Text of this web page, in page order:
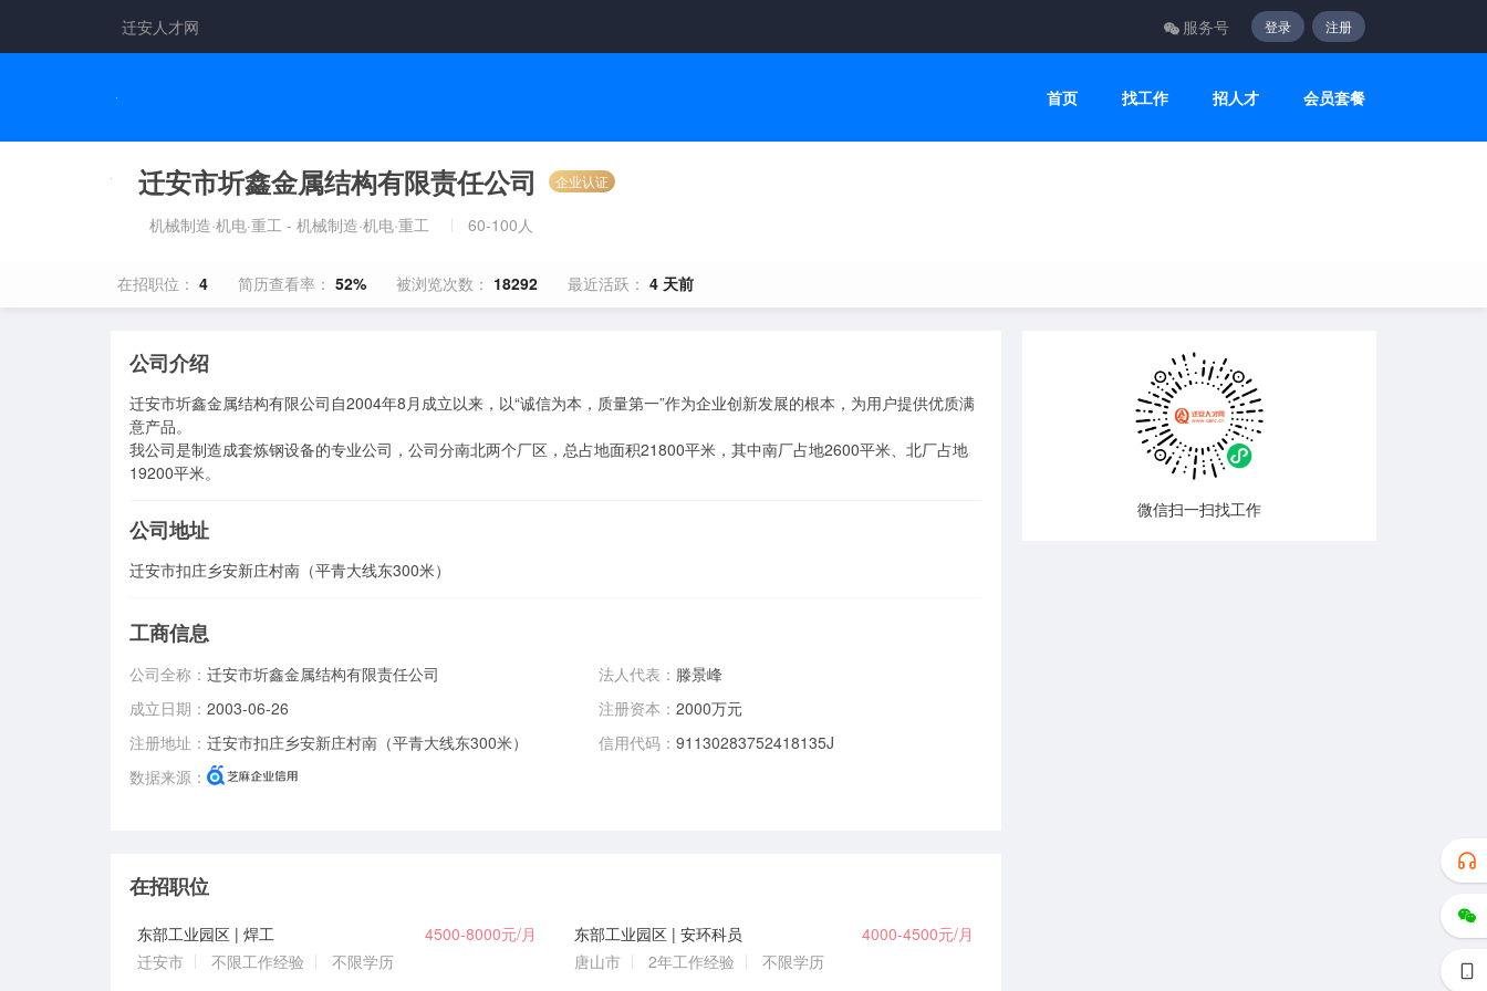
迁安人才网 服务号 登录 注册
首页 找工作 招人才 会员套餐
迁安市圻鑫金属结构有限责任公司 企业认证
机械制造·机电·重工 - 机械制造·机电·重工 60-100人
在招职位： 4 简历查看率： 52% 被浏览次数： 18292 最近活跃： 4 天前
公司介绍
迁安市圻鑫金属结构有限公司自2004年8月成立以来，以“诚信为本，质量第一”作为企业创新发展的根本，为用户提供优质满
意产品。
我公司是制造成套炼钢设备的专业公司，公司分南北两个厂区，总占地面积21800平米，其中南厂占地2600平米、北厂占地
19200平米。
公司地址
迁安市扣庄乡安新庄村南（平青大线东300米）
工商信息
公司全称：迁安市圻鑫金属结构有限责任公司
成立日期：2003-06-26
注册地址：迁安市扣庄乡安新庄村南（平青大线东300米）
数据来源：
法人代表： 滕景峰
注册资本： 2000万元
信用代码： 91130283752418135J
在招职位
东部工业园区 | 焊工
4500-8000元/月
迁安市
不限工作经验 不限学历
东部工业园区 | 安环科员
4000-4500元/月
唐山市
2年工作经验 不限学历
微信扫一扫找工作